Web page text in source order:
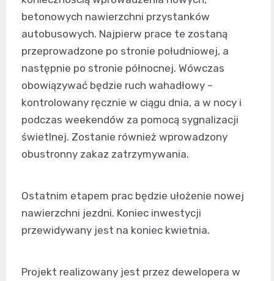
betonowych nawierzchni przystanków
autobusowych. Najpierw prace te zostaną
przeprowadzone po stronie południowej, a
następnie po stronie północnej. Wówczas
obowiązywać będzie ruch wahadłowy –
kontrolowany ręcznie w ciągu dnia, a w nocy i
podczas weekendów za pomocą sygnalizacji
świetlnej. Zostanie również wprowadzony
obustronny zakaz zatrzymywania.
Ostatnim etapem prac będzie ułożenie nowej
nawierzchni jezdni. Koniec inwestycji
przewidywany jest na koniec kwietnia.
Projekt realizowany jest przez dewelopera w